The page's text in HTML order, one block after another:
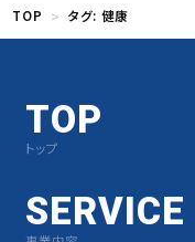
TOP タグ:健康
TOP
トップ
SERVICE